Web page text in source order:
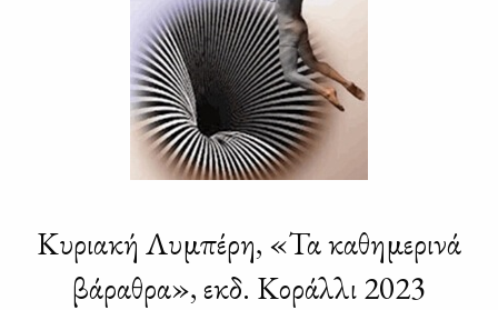
Κυριακή Λυμπέρη, «Τα καθημερινά
βάραθρα», εκδ. Κοράλλι 2023